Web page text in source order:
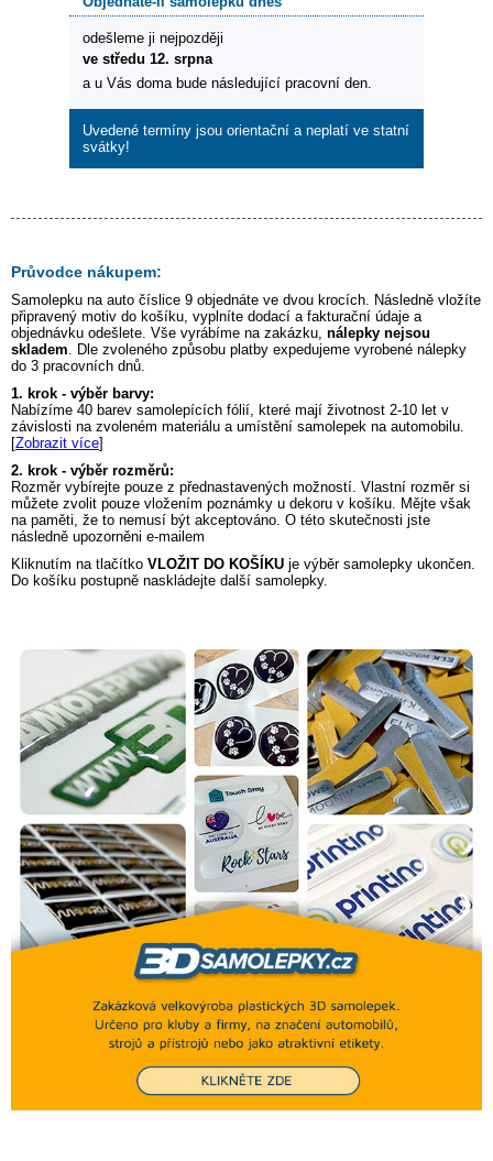
odešleme ji nejpozději
ve středu 12. srpna
a u Vás doma bude následující pracovní den.
Uvedené termíny jsou orientační a neplatí ve statní
svátky!
Průvodce nákupem:
Samolepku na auto číslice 9 objednáte ve dvou krocích. Následně vložíte
připravený motiv do košíku, vyplníte dodací a fakturační údaje a
objednávku odešlete. Vše vyrábíme na zakázku, nálepky nejsou
skladem. Dle zvoleného způsobu platby expedujeme vyrobené nálepky
do 3 pracovních dnů.
1. krok - výběr barvy:
Nabízíme 40 barev samolepících fólií, které mají životnost 2-10 let v
závislosti na zvoleném materiálu a umístění samolepek na automobilu.
[Zobrazit více]
2. krok - výběr rozměrů:
Rozměr vybírejte pouze z přednastavených možností. Vlastní rozměr si
můžete zvolit pouze vložením poznámky u dekoru v košíku. Mějte však
na paměti, že to nemusí být akceptováno. O této skutečnosti jste
následně upozorněni e-mailem
Kliknutím na tlačítko VLOŽIT DO KOŠÍKU je výběr samolepky ukončen.
Do košíku postupně naskládejte další samolepky.